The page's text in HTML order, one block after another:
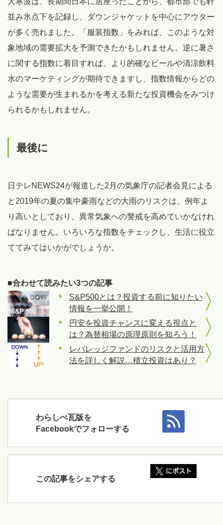
並み氷点下を記録し、ダウンジャケットを中心にアウター
が多く売れました。「服装指数」をみれば、このような対
象地域の需要拡大を予測できたかもしれません。逆に暑さ
に関する指数に着目すれば、より的確なビールや清涼飲料
水のマーケティングが期待できますし、指数情報からどの
ような需要が生まれるかを考える新たな投資機会をみつけ
られるかもしれません。
最後に
日テレNEWS24が報道した2月の気象庁の記者会見による
と2019年の夏の集中豪雨などの大雨のリスクは、例年よ
り高いとしており、異常気象への警戒を高めていかなけれ
ばなりません。いろいろな指数をチェックし、生活に役立
ててみてはいかがでしょうか。
■合わせて読みたい3つの記事
S&P500とは？投資する前に知りたい
情報を一挙公開！
円安を投資チャンスに変える視点と
は？為替相場の原理原則を知ろう！
レバレッジファンドのリスクと活用方
法を詳しく解説…積立投資はあり？
わらしべ瓦版を
Facebookでフォローする
この記事をシェアする